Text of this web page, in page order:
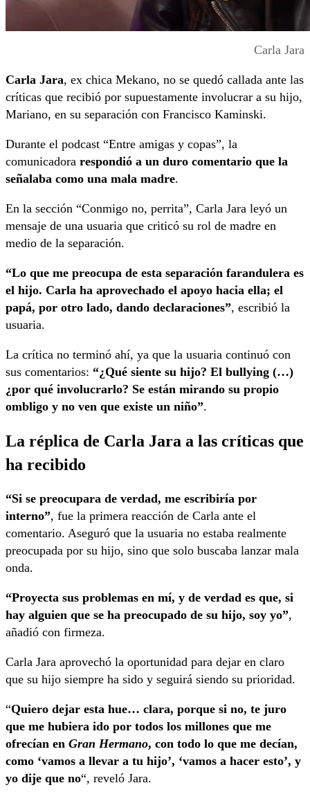
Carla Jara
Carla Jara, ex chica Mekano, no se quedó callada ante las
críticas que recibió por supuestamente involucrar a su hijo,
Mariano, en su separación con Francisco Kaminski.
Durante el podcast “Entre amigas y copas”, la
comunicadora respondió a un duro comentario que la
señalaba como una mala madre.
En la sección “Conmigo no, perrita”, Carla Jara leyó un
mensaje de una usuaria que criticó su rol de madre en
medio de la separación.
“Lo que me preocupa de esta separación farandulera es
el hijo. Carla ha aprovechado el apoyo hacia ella; el
papá, por otro lado, dando declaraciones”, escribió la
usuaria.
La crítica no terminó ahí, ya que la usuaria continuó con
sus comentarios: “¿Qué siente su hijo? El bullying (…)
¿por qué involucrarlo? Se están mirando su propio
ombligo y no ven que existe un niño”.
La réplica de Carla Jara a las críticas que
ha recibido
“Si se preocupara de verdad, me escribiría por
interno”, fue la primera reacción de Carla ante el
comentario. Aseguró que la usuaria no estaba realmente
preocupada por su hijo, sino que solo buscaba lanzar mala
onda.
“Proyecta sus problemas en mí, y de verdad es que, si
hay alguien que se ha preocupado de su hijo, soy yo”,
añadió con firmeza.
Carla Jara aprovechó la oportunidad para dejar en claro
que su hijo siempre ha sido y seguirá siendo su prioridad.
“Quiero dejar esta hue… clara, porque si no, te juro
que me hubiera ido por todos los millones que me
ofrecían en Gran Hermano, con todo lo que me decían,
como ‘vamos a llevar a tu hijo’, ‘vamos a hacer esto’, y
yo dije que no“, reveló Jara.